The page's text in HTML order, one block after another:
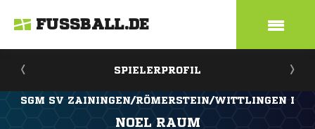
FUSSBALL.DE
SPIELERPROFIL
SGM SV ZAININGEN/RÖMERSTEIN/WITTLINGEN I
NOEL RAUM